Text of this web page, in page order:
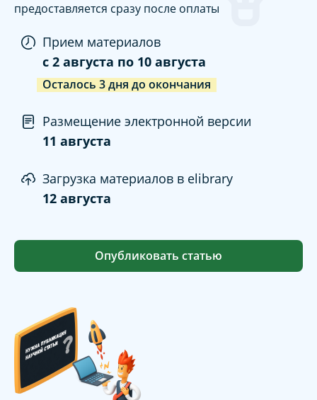
предоставляется сразу после оплаты
Прием материалов
c 2 августа по 10 августа
Осталось 3дня до окончания
Размещение электронной версии
11 августа
Загрузка материалов в elibrary
12 августа
Опубликовать статью